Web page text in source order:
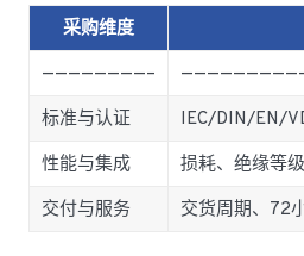
采购维度
————————–
标准与认证
IEC/DIN/EN/
性能与集成
损耗、绝缘等
交付与服务
交货周期、72